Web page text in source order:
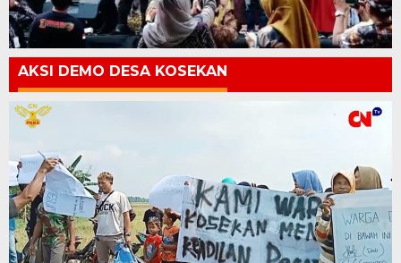
AKSI DEMO DESA KOSEKAN